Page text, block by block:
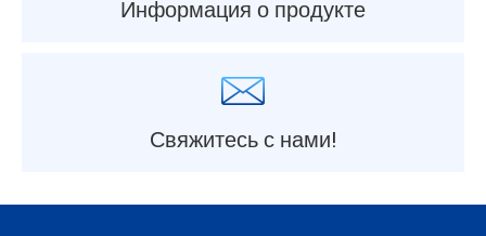
Информация о продукте
Свяжитесь с нами!